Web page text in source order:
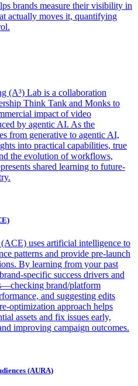
brands measure their visibility in
actually moves it, quantifying
(A³) Lab is a collaboration
Think Tank and Monks to
impact of video
by agentic AI. As the
from generative to agentic AI,
into practical capabilities, true
the evolution of workflows,
shared learning to future-
uses artificial intelligence to
patterns and provide pre-launch
By learning from your past
specific success drivers and
brand/platform
and suggesting edits
optimization approach helps
assets and fix issues early,
improving campaign outcomes.
(AURA)